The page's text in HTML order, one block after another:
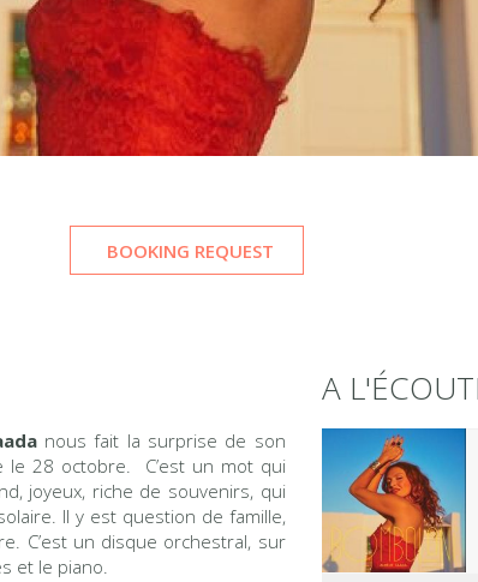
BOOKING REQUEST
nous fait la surprise de son
le 28 octobre. C’est un mot qui
joyeux, riche de souvenirs, qui
Il y est question de famille,
C’est un disque orchestral, sur
et le piano.
A